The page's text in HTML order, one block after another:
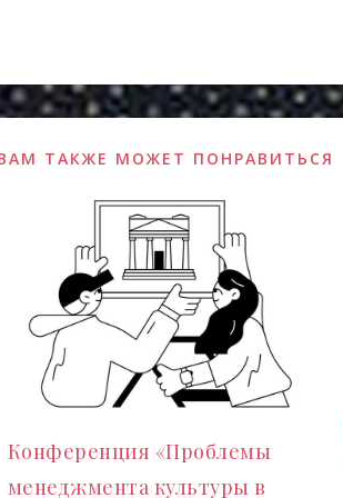
ТАКЖЕ МОЖЕТ ПОНРАВИТЬСЯ
Конференция «Проблемы
менеджмента культуры в